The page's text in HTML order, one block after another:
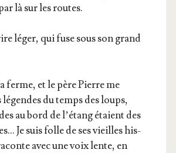
là sur les routes.
léger, qui fuse sous son grand
et le père Pierre me
du temps des loups,
au bord de l’étang étaient des
Je suis folle de ses vieilles his­
avec une voix lente, en